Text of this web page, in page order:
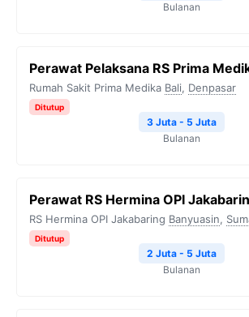
Bulanan
Perawat Pelaksana RS Prima
Rumah Sakit Prima Medika Bali, Denpasar
Ditutup
3 Juta - 5 Juta
Bulanan
Perawat RS Hermina OPI
RS Hermina OPI Jakabaring Banyuasin,
Ditutup
2 Juta - 5 Juta
Bulanan